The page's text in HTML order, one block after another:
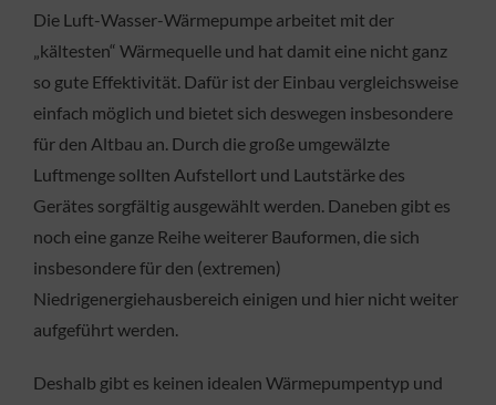
Die Luft-Wasser-Wärmepumpe arbeitet mit der
„kältesten“ Wärmequelle und hat damit eine nicht ganz
so gute Effektivität. Dafür ist der Einbau vergleichsweise
einfach möglich und bietet sich deswegen insbesondere
für den Altbau an. Durch die große umgewälzte
Luftmenge sollten Aufstellort und Lautstärke des
Gerätes sorgfältig ausgewählt werden. Daneben gibt es
noch eine ganze Reihe weiterer Bauformen, die sich
insbesondere für den (extremen)
Niedrigenergiehausbereich einigen und hier nicht weiter
aufgeführt werden.
Deshalb gibt es keinen idealen Wärmepumpentyp und